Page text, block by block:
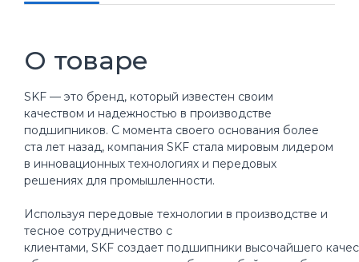
О товаре
SKF — это бренд, который известен своим
качеством и надежностью в производстве
подшипников. С момента своего основания более
ста лет назад, компания SKF стала мировым лидером
в инновационных технологиях и передовых
решениях для промышленности.
Используя передовые технологии в производстве и
тесное сотрудничество с
клиентами, SKF создает подшипники высочайшего